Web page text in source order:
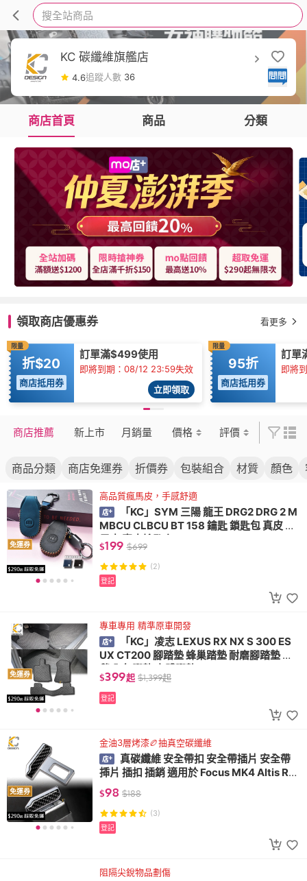
搜全站商品
KC 碳纖維旗艦店
4.6追蹤人數 36
商店首頁 商品 分類
領取商店優惠券 看更多
限量
折$20
商店抵用券
訂單滿$499使用
即將到期：08/12 23:59失效
立即領取
限量
95折
商店抵用券
訂單
即將
商店推薦 新上市 月銷量 價格 評價
商品分類 商店免運券 折價券 包裝組合 材質 顏色
免運券
高品質瘋馬皮，手感舒適
「KC」SYM 三陽 龍王 DRG2 DRG 2 M
MBCU CLBCU BT 158 鑰匙 鎖匙包 真皮 瘋
馬皮 真皮鑰匙套
$199 $699
(2)
登記
免運券
專車專用 精準原車開發
「KC」凌志 LEXUS RX NX S 300 ES
UX CT200 腳踏墊 蜂巢踏墊 耐磨腳踏墊 地
毯 全包腳墊 立體腳墊
$399起 $1,399起
登記
免運券
金油3層烤漆🏉抽真空碳纖維
真碳纖維 安全帶扣 安全帶插片 安全帶
揷片 插扣 插銷 適用於 Focus MK4 Altis RA
V4 Cross
$98 $188
(3)
登記
阻隔尖銳物品劃傷